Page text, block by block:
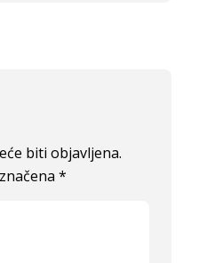
biti objavljena.
*